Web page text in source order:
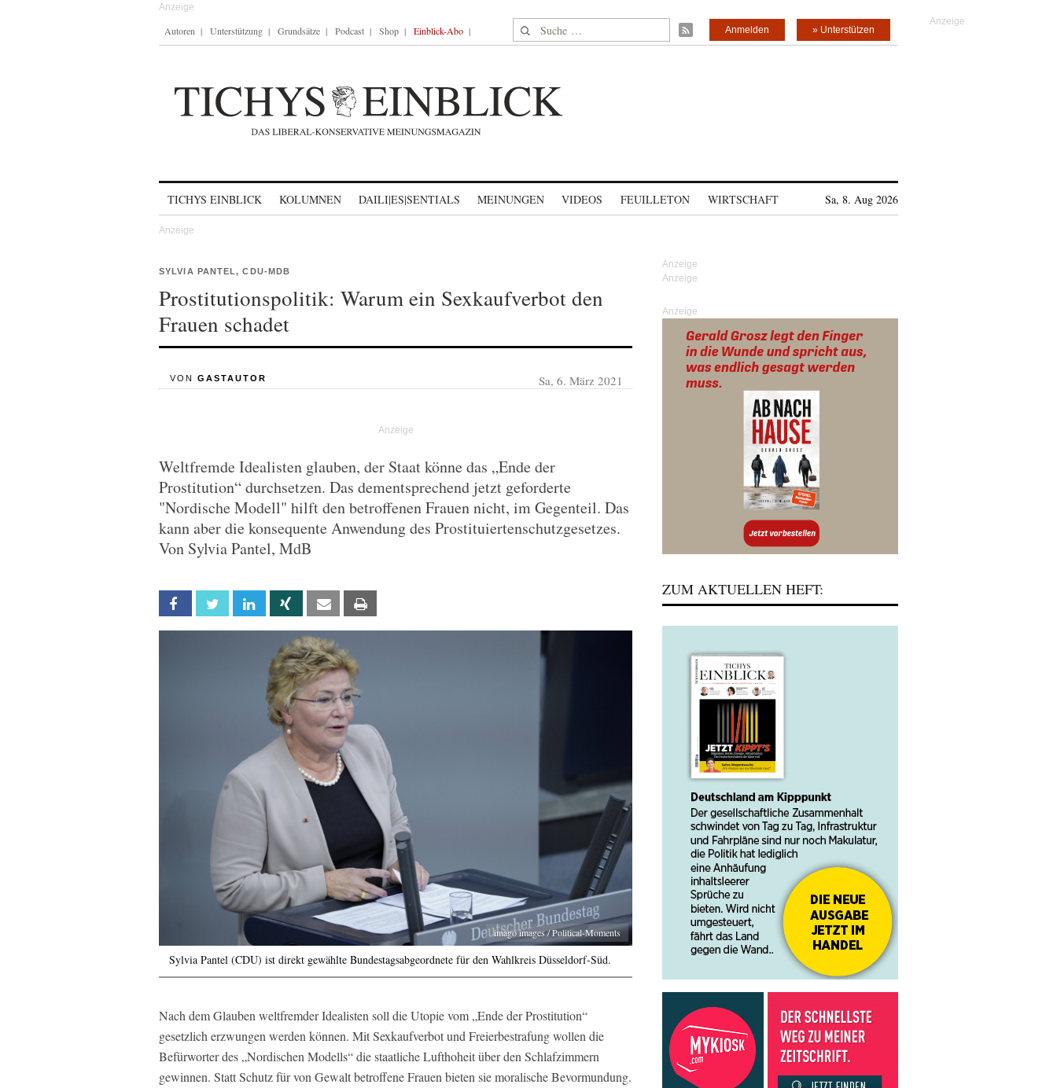
Autoren Unterstützung Grundsätze Podcast Shop Einblick-Abo Suche nach: » Unterstützen
Anmelden
TICHYS EINBLICK KOLUMNEN DAILI|ES|SENTIALS MEINUNGEN VIDEOS FEUILLETON WIRTSCHAFT Sa, 8. Aug 2026
SYLVIA PANTEL, CDU-MDB
Prostitutionspolitik: Warum ein Sexkaufverbot den
Frauen schadet
VON GASTAUTOR Sa, 6. März 2021
Weltfremde Idealisten glauben, der Staat könne das „Ende der
Prostitution“ durchsetzen. Das dementsprechend jetzt geforderte
"Nordische Modell" hilft den betroffenen Frauen nicht, im Gegenteil. Das
kann aber die konsequente Anwendung des Prostituiertenschutzgesetzes.
Von Sylvia Pantel, MdB
Facebook Twitter Linkedin Xing Email
imago images / Political-Moments
Sylvia Pantel (CDU) ist direkt gewählte Bundestagsabgeordnete für den Wahlkreis Düsseldorf-Süd.
Nach dem Glauben weltfremder Idealisten soll die Utopie vom „Ende der Prostitution“
gesetzlich erzwungen werden können. Mit Sexkaufverbot und Freierbestrafung wollen die
Befürworter des „Nordischen Modells“ die staatliche Lufthoheit über den Schlafzimmern
gewinnen. Statt Schutz für von Gewalt betroffene Frauen bieten sie moralische Bevormundung.
Anzeige
ZUM AKTUELLEN HEFT: